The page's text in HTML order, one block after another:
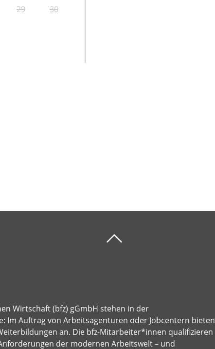
Wirtschaft (bfz) gGmbH stehen in der
Im Auftrag von Arbeitsagenturen oder Jobcentern bieten
an. Die bfz-Mitarbeiter*innen qualifizieren
der modernen Arbeitswelt – und